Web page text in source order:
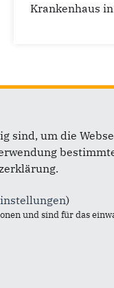
Krankenhaus
Im Web
sind, um die
)
und sind für das